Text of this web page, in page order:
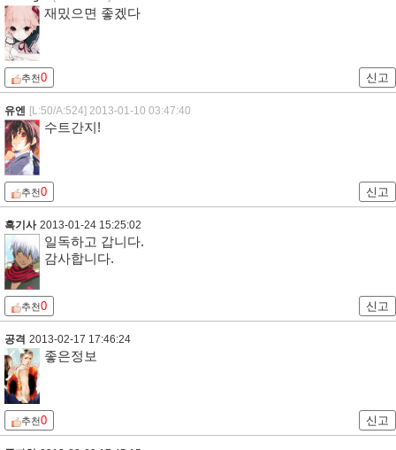
재밌으면 좋겠다
추천0 신고
유엔 [L:50/A:524] 2013-01-10 03:47:40
수트간지!
추천0 신고
흑기사 2013-01-24 15:25:02
일독하고 갑니다.
감사합니다.
추천0 신고
공격 2013-02-17 17:46:24
좋은정보
추천0 신고